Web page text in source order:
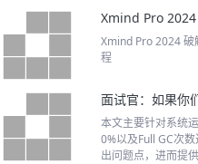
Xmind Pro 2024
程
本文主要针对系统
0%以及Full GC次
出问题点，进而提